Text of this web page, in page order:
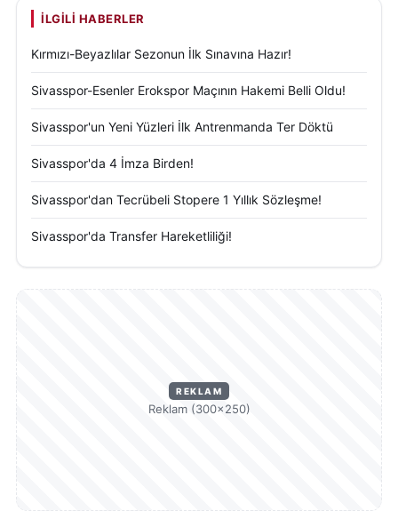
İLGILI HABERLER
Kırmızı-Beyazlılar Sezonun İlk Sınavına Hazır!
Sivasspor-Esenler Erokspor Maçının Hakemi Belli Oldu!
Sivasspor'un Yeni Yüzleri İlk Antrenmanda Ter Döktü
Sivasspor'da 4 İmza Birden!
Sivasspor'dan Tecrübeli Stopere 1 Yıllık Sözleşme!
Sivasspor'da Transfer Hareketliliği!
REKLAM
Reklam (300×250)